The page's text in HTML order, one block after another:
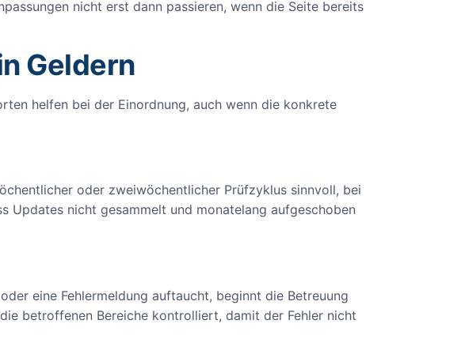
nicht erst dann passieren, wenn die Seite bereits
Geldern
helfen bei der Einordnung, auch wenn die konkrete
oder zweiwöchentlicher Prüfzyklus sinnvoll, bei
Updates nicht gesammelt und monatelang aufgeschoben
eine Fehlermeldung auftaucht, beginnt die Betreuung
betroffenen Bereiche kontrolliert, damit der Fehler nicht